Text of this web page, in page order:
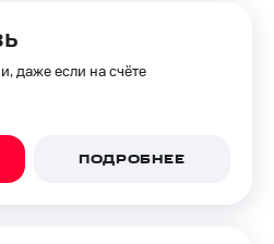
даже если на счёте
ПОДРОБНЕЕ